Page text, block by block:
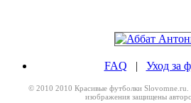
FAQ | Уход за
© 2010 2010 Красивые футболки Slovomne.ru.
изображения защищены